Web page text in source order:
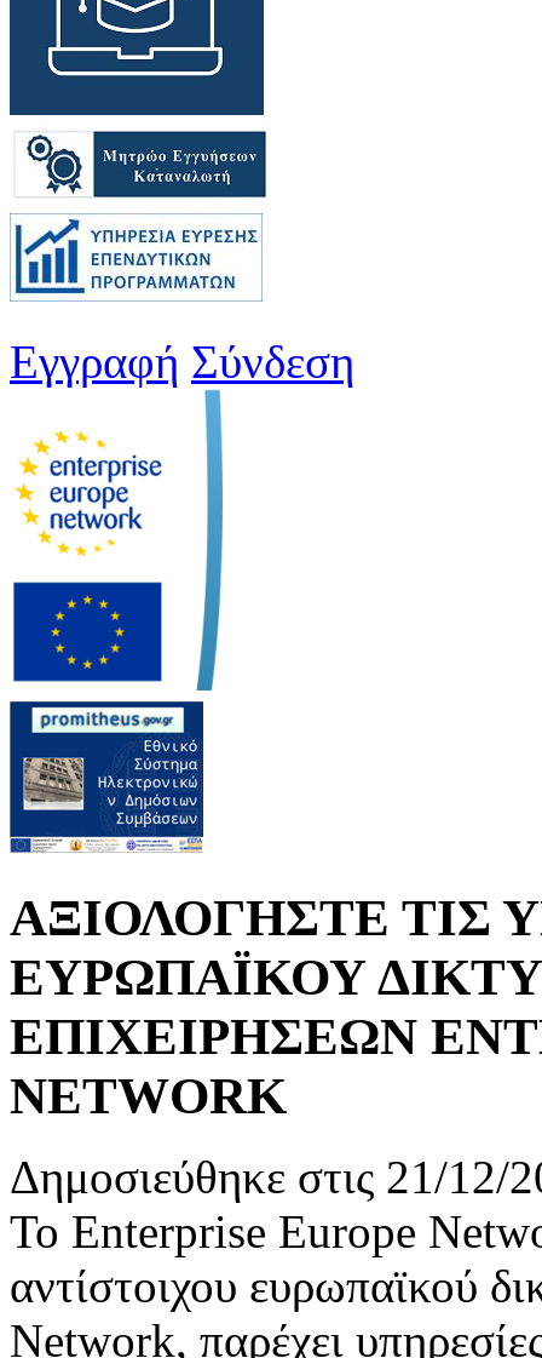
Εγγραφή Σύνδεση
ΑΞΙΟΛΟΓΗΣΤΕ ΤΙΣ
ΕΥΡΩΠΑΪΚΟΥ
ΕΠΙΧΕΙΡΗΣΕΩΝ
NETWORK
Δημοσιεύθηκε στις 21/12/
Το Enterprise Europe
αντίστοιχου ευρωπαϊκού
Network, παρέχει